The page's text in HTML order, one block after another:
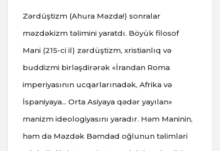
Zərdüştizm (Ahura Məzda!) sonralar
məzdəkizm təlimini yaratdı. Böyük filosof
Mani (215-ci il) zərdüştizm, xristianlıq və
buddizmi birləşdirərək «İrandan Roma
imperiyasının ucqarlarınadək, Afrika və
İspaniyaya... Orta Asiyaya qədər yayılan»
manizm ideologiyasını yaradır. Həm Maninin,
həm də Məzdək Bəmdad oğlunun təlimləri